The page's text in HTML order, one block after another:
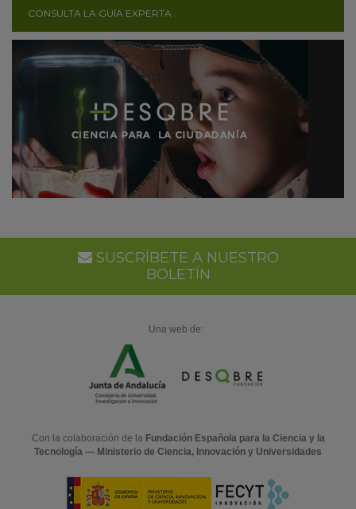
CONSULTA LA GUÍA EXPERTA
SUSCRÍBETE A NUESTRO
BOLETÍN
Una web de:
Con la colaboración de la Fundación Española para la Ciencia y la
Tecnología — Ministerio de Ciencia, Innovación y Universidades